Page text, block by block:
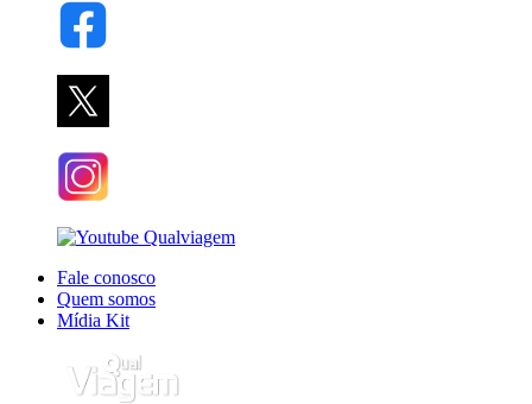
Fale conosco
Quem somos
Mídia Kit